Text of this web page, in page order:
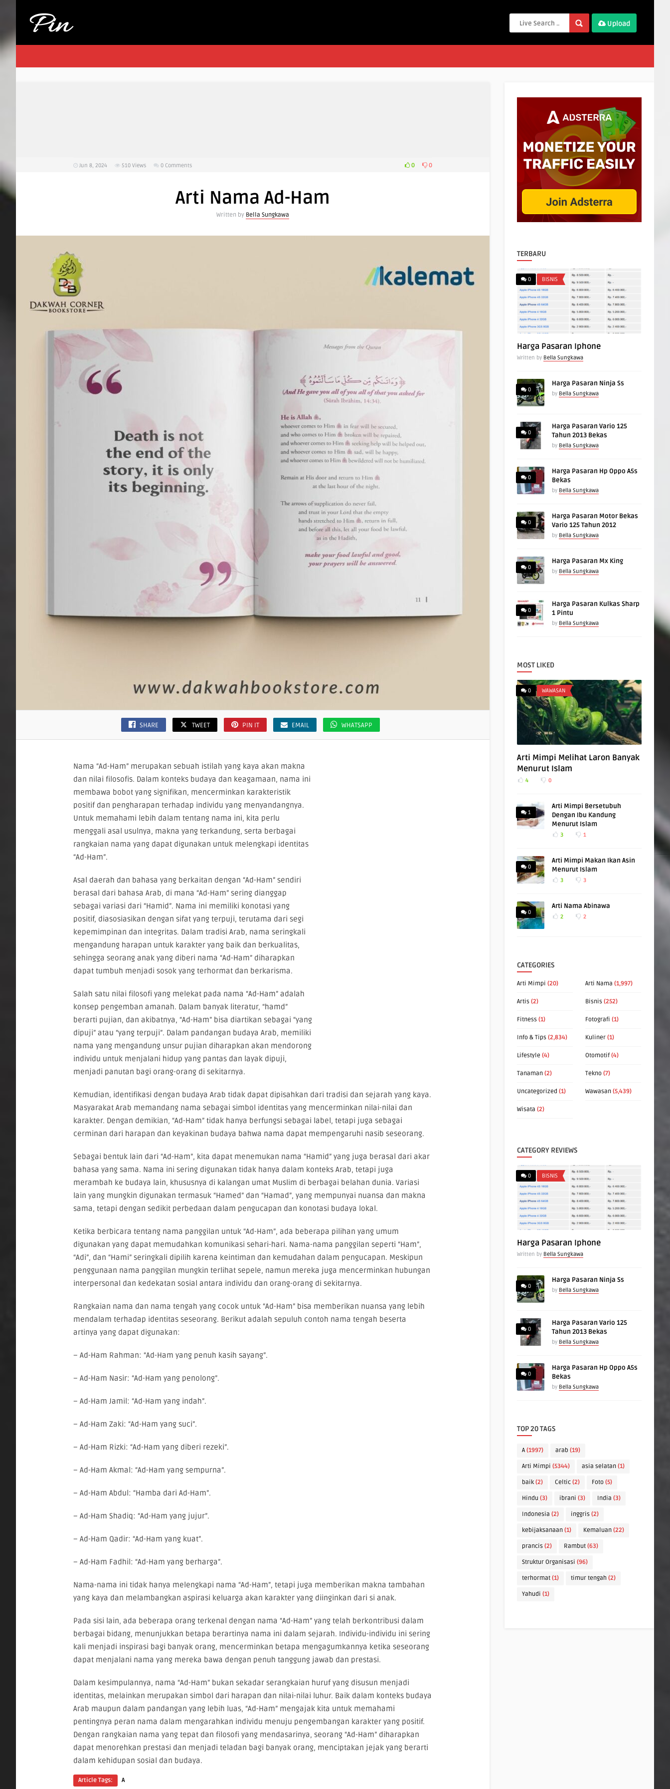
Upload
Jun 8, 2024 510 Views 0 Comments 0 0
Arti Nama Ad-Ham
Written by Bella Sungkawa
SHARE TWEET PIN IT EMAIL WHATSAPP
Nama “Ad-Ham” merupakan sebuah istilah yang kaya akan makna
dan nilai filosofis. Dalam konteks budaya dan keagamaan, nama ini
membawa bobot yang signifikan, mencerminkan karakteristik
positif dan pengharapan terhadap individu yang menyandangnya.
Untuk memahami lebih dalam tentang nama ini, kita perlu
menggali asal usulnya, makna yang terkandung, serta berbagai
rangkaian nama yang dapat digunakan untuk melengkapi identitas
“Ad-Ham”.
Asal daerah dan bahasa yang berkaitan dengan “Ad-Ham” sendiri
berasal dari bahasa Arab, di mana “Ad-Ham” sering dianggap
sebagai variasi dari “Hamid”. Nama ini memiliki konotasi yang
positif, diasosiasikan dengan sifat yang terpuji, terutama dari segi
kepemimpinan dan integritas. Dalam tradisi Arab, nama seringkali
mengandung harapan untuk karakter yang baik dan berkualitas,
sehingga seorang anak yang diberi nama “Ad-Ham” diharapkan
dapat tumbuh menjadi sosok yang terhormat dan berkarisma.
Salah satu nilai filosofi yang melekat pada nama “Ad-Ham” adalah
konsep pengemban amanah. Dalam banyak literatur, “hamd”
berarti pujian, dan akibatnya, “Ad-Ham” bisa diartikan sebagai “yang
dipuji” atau “yang terpuji”. Dalam pandangan budaya Arab, memiliki
nama yang mengandung unsur pujian diharapkan akan mendorong
individu untuk menjalani hidup yang pantas dan layak dipuji,
menjadi panutan bagi orang-orang di sekitarnya.
Kemudian, identifikasi dengan budaya Arab tidak dapat dipisahkan dari tradisi dan sejarah yang kaya.
Masyarakat Arab memandang nama sebagai simbol identitas yang mencerminkan nilai-nilai dan
karakter. Dengan demikian, “Ad-Ham” tidak hanya berfungsi sebagai label, tetapi juga sebagai
cerminan dari harapan dan keyakinan budaya bahwa nama dapat mempengaruhi nasib seseorang.
Sebagai bentuk lain dari “Ad-Ham”, kita dapat menemukan nama “Hamid” yang juga berasal dari akar
bahasa yang sama. Nama ini sering digunakan tidak hanya dalam konteks Arab, tetapi juga
merambah ke budaya lain, khususnya di kalangan umat Muslim di berbagai belahan dunia. Variasi
lain yang mungkin digunakan termasuk “Hamed” dan “Hamad”, yang mempunyai nuansa dan makna
sama, tetapi dengan sedikit perbedaan dalam pengucapan dan konotasi budaya lokal.
Ketika berbicara tentang nama panggilan untuk “Ad-Ham”, ada beberapa pilihan yang umum
digunakan yang dapat memudahkan komunikasi sehari-hari. Nama-nama panggilan seperti “Ham”,
“Adi”, dan “Hami” seringkali dipilih karena keintiman dan kemudahan dalam pengucapan. Meskipun
penggunaan nama panggilan mungkin terlihat sepele, namun mereka juga mencerminkan hubungan
interpersonal dan kedekatan sosial antara individu dan orang-orang di sekitarnya.
Rangkaian nama dan nama tengah yang cocok untuk “Ad-Ham” bisa memberikan nuansa yang lebih
mendalam terhadap identitas seseorang. Berikut adalah sepuluh contoh nama tengah beserta
artinya yang dapat digunakan:
– Ad-Ham Rahman: “Ad-Ham yang penuh kasih sayang”.
– Ad-Ham Nasir: “Ad-Ham yang penolong”.
– Ad-Ham Jamil: “Ad-Ham yang indah”.
– Ad-Ham Zaki: “Ad-Ham yang suci”.
– Ad-Ham Rizki: “Ad-Ham yang diberi rezeki”.
– Ad-Ham Akmal: “Ad-Ham yang sempurna”.
– Ad-Ham Abdul: “Hamba dari Ad-Ham”.
– Ad-Ham Shadiq: “Ad-Ham yang jujur”.
– Ad-Ham Qadir: “Ad-Ham yang kuat”.
– Ad-Ham Fadhil: “Ad-Ham yang berharga”.
Nama-nama ini tidak hanya melengkapi nama “Ad-Ham”, tetapi juga memberikan makna tambahan
yang kaya dan melambangkan aspirasi keluarga akan karakter yang diinginkan dari si anak.
Pada sisi lain, ada beberapa orang terkenal dengan nama “Ad-Ham” yang telah berkontribusi dalam
berbagai bidang, menunjukkan betapa berartinya nama ini dalam sejarah. Individu-individu ini sering
kali menjadi inspirasi bagi banyak orang, mencerminkan betapa mengagumkannya ketika seseorang
dapat menjalani nama yang mereka bawa dengan penuh tanggung jawab dan prestasi.
Dalam kesimpulannya, nama “Ad-Ham” bukan sekadar serangkaian huruf yang disusun menjadi
identitas, melainkan merupakan simbol dari harapan dan nilai-nilai luhur. Baik dalam konteks budaya
Arab maupun dalam pandangan yang lebih luas, “Ad-Ham” mengajak kita untuk memahami
pentingnya peran nama dalam mengarahkan individu menuju pengembangan karakter yang positif.
Dengan rangkaian nama yang tepat dan filosofi yang mendasarinya, seorang “Ad-Ham” diharapkan
dapat menorehkan prestasi dan menjadi teladan bagi banyak orang, menciptakan jejak yang berarti
dalam kehidupan sosial dan budaya.
Article Tags: A
TERBARU
0 BISNIS
Harga Pasaran Iphone
Written by Bella Sungkawa
0
Harga Pasaran Ninja Ss
by Bella Sungkawa
0
Harga Pasaran Vario 125
Tahun 2013 Bekas
by Bella Sungkawa
0
Harga Pasaran Hp Oppo A5s
Bekas
by Bella Sungkawa
0
Harga Pasaran Motor Bekas
Vario 125 Tahun 2012
by Bella Sungkawa
0
Harga Pasaran Mx King
by Bella Sungkawa
0
Harga Pasaran Kulkas Sharp
1 Pintu
by Bella Sungkawa
MOST LIKED
0 WAWASAN
Arti Mimpi Melihat Laron Banyak
Menurut Islam
4 0
1
Arti Mimpi Bersetubuh
Dengan Ibu Kandung
Menurut Islam
3 1
0
Arti Mimpi Makan Ikan Asin
Menurut Islam
3 3
0
Arti Nama Abinawa
2 2
CATEGORIES
Arti Mimpi (20) Arti Nama (1,997)
Artis (2) Bisnis (252)
Fitness (1) Fotografi (1)
Info & Tips (2,834) Kuliner (1)
Lifestyle (4) Otomotif (4)
Tanaman (2) Tekno (7)
Uncategorized (1) Wawasan (5,439)
Wisata (2)
CATEGORY REVIEWS
0 BISNIS
Harga Pasaran Iphone
Written by Bella Sungkawa
0
Harga Pasaran Ninja Ss
by Bella Sungkawa
0
Harga Pasaran Vario 125
Tahun 2013 Bekas
by Bella Sungkawa
0
Harga Pasaran Hp Oppo A5s
Bekas
by Bella Sungkawa
TOP 20 TAGS
A (1997) arab (19)
Arti Mimpi (5344) asia selatan (1)
baik (2) Celtic (2) Foto (5)
Hindu (3) ibrani (3) India (3)
Indonesia (2) inggris (2)
kebijaksanaan (1) Kemaluan (22)
prancis (2) Rambut (63)
Struktur Organisasi (96)
terhormat (1) timur tengah (2)
Yahudi (1)